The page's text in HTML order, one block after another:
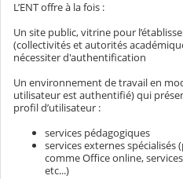
L’ENT offre à la fois :
Un site public, vitrine pour
(collectivités et autorités
nécessiter d'authentification
Un environnement de travail en
utilisateur est authentifié) qui
profil d’utilisateur :
services pédagogiques
services externes
comme Office online,
etc...)